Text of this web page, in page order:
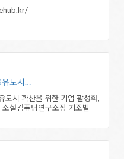
유도시…
도시 확산을 위한 기업 활성화,
컴퓨팅연구소장 기조발